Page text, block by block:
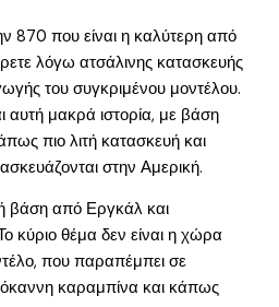
870 που είναι η καλύτερη από
λόγω ατσάλινης κατασκευής
του συγκριμένου μοντέλου.
αυτή μακρά ιστορία, με βάση
πιο λιτή κατασκευή και
στην Αμερική.
βάση από Εργκάλ και
κύριο θέμα δεν είναι η χώρα
που παραπέμπει σε
καραμπίνα και κάπως